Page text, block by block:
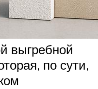
выгребной
по сути,